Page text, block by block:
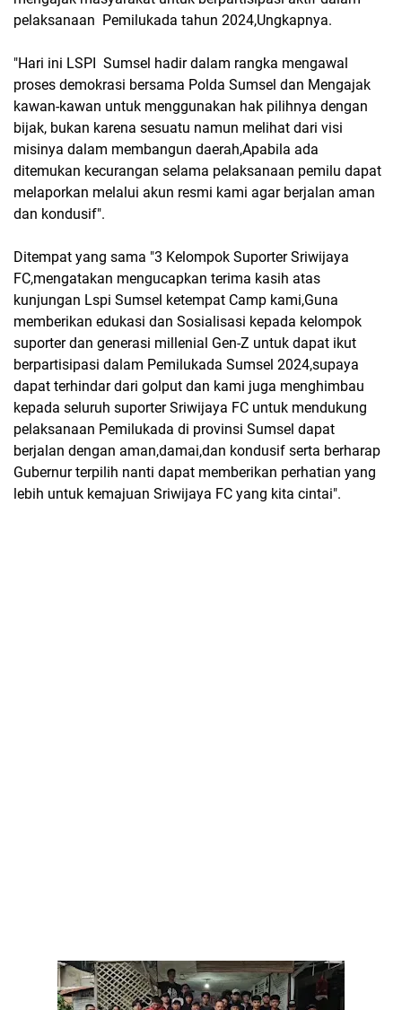
pelaksanaan Pemilukada tahun 2024,Ungkapnya.
"Hari ini LSPI Sumsel hadir dalam rangka mengawal
proses demokrasi bersama Polda Sumsel dan Mengajak
kawan-kawan untuk menggunakan hak pilihnya dengan
bijak, bukan karena sesuatu namun melihat dari visi
misinya dalam membangun daerah,Apabila ada
ditemukan kecurangan selama pelaksanaan pemilu dapat
melaporkan melalui akun resmi kami agar berjalan aman
dan kondusif".
Ditempat yang sama "3 Kelompok Suporter Sriwijaya
FC,mengatakan mengucapkan terima kasih atas
kunjungan Lspi Sumsel ketempat Camp kami,Guna
memberikan edukasi dan Sosialisasi kepada kelompok
suporter dan generasi millenial Gen-Z untuk dapat ikut
berpartisipasi dalam Pemilukada Sumsel 2024,supaya
dapat terhindar dari golput dan kami juga menghimbau
kepada seluruh suporter Sriwijaya FC untuk mendukung
pelaksanaan Pemilukada di provinsi Sumsel dapat
berjalan dengan aman,damai,dan kondusif serta berharap
Gubernur terpilih nanti dapat memberikan perhatian yang
lebih untuk kemajuan Sriwijaya FC yang kita cintai".